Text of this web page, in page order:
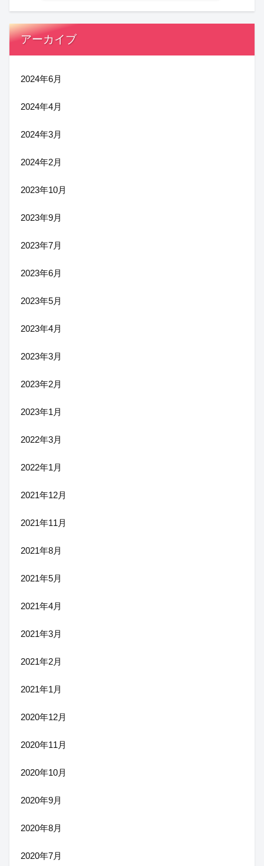
アーカイブ
2024年6月
2024年4月
2024年3月
2024年2月
2023年10月
2023年9月
2023年7月
2023年6月
2023年5月
2023年4月
2023年3月
2023年2月
2023年1月
2022年3月
2022年1月
2021年12月
2021年11月
2021年8月
2021年5月
2021年4月
2021年3月
2021年2月
2021年1月
2020年12月
2020年11月
2020年10月
2020年9月
2020年8月
2020年7月